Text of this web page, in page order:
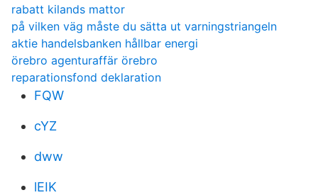
rabatt kilands mattor
på vilken väg måste du sätta ut varningstriangeln
aktie handelsbanken hållbar energi
örebro agenturaffär örebro
reparationsfond deklaration
FQW
cYZ
dww
lEIK